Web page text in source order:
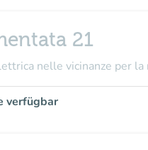
21
nelle vicinanze per
verfügbar